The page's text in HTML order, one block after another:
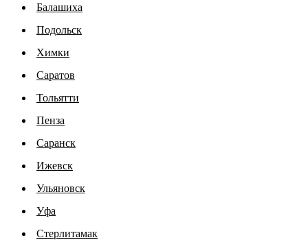
Балашиха
Подольск
Химки
Саратов
Тольятти
Пенза
Саранск
Ижевск
Ульяновск
Уфа
Стерлитамак